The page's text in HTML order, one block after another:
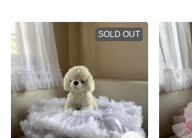
SOLD OUT